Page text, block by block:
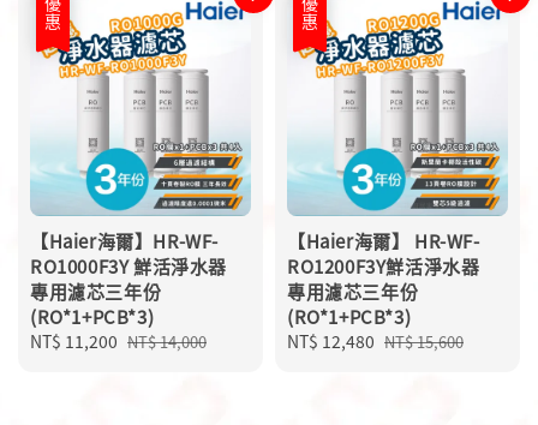
優惠
【Haier海爾】HR-WF-
RO1000F3Y 鮮活淨水器
專用濾芯三年份
(RO*1+PCB*3)
Sale
NT$ 11,200 Regular
NT$ 14,000
優惠
【Haier海爾】 HR-WF-
RO1200F3Y鮮活淨水器
專用濾芯三年份
(RO*1+PCB*3)
Sale
NT$ 12,480 Regular
NT$ 15,600